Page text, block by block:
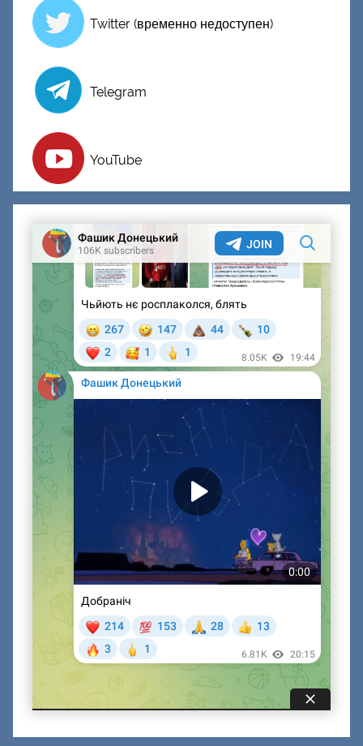
Twitter (временно недоступен)
Telegram
YouTube